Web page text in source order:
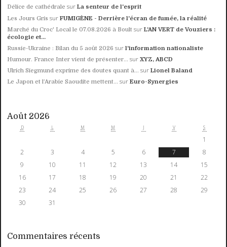
Délice de cathédrale surLa senteur de l'esprit
Les Jours Gris surFUMIGÈNE - Derrière l'écran de fumée, la réalité
Marché du Croc' Local le 07.08.2026 à Boult surL'AN VERT de Vouziers :
écologie et...
Russie-Ukraine : Bilan du 5 août 2026 surl'information nationaliste
Humour. France Inter vient de présenter... surXYZ, ABCD
Ulrich Siegmund exprime des doutes quant à... surLionel Baland
Le Japon et l’Arabie Saoudite mettent... surEuro-Synergies
Août 2026
D L M M J V S
1
2
3 4 5 6 7
8
9
10 11 12 13 14
15
16
17 18 19 20 21
22
23
24 25 26 27 28
29
30
31
Commentaires récents